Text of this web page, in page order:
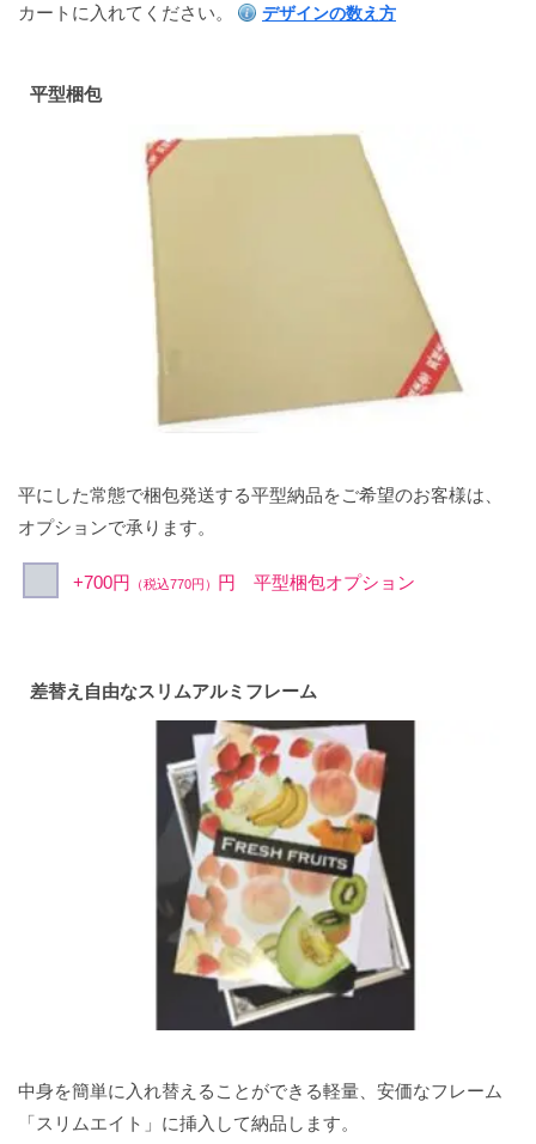
カートに入れてください。
デザインの数え方
平型梱包
平にした常態で梱包発送する平型納品をご希望のお客様は、
オプションで承ります。
+700円 （税込770円） 円 平型梱包オプション
差替え自由なスリムアルミフレーム
中身を簡単に入れ替えることができる軽量、安価なフレーム
「スリムエイト」に挿入して納品します。